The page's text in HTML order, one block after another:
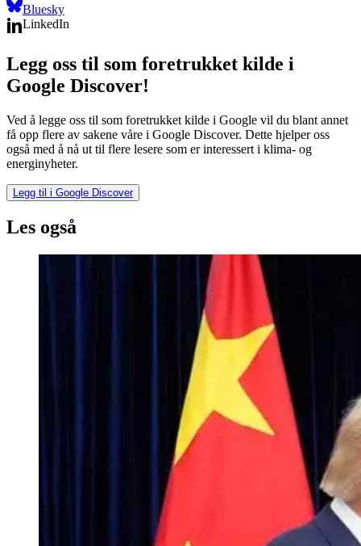
Bluesky
LinkedIn
Legg oss til som foretrukket kilde i
Google Discover!
Ved å legge oss til som foretrukket kilde i Google vil du blant annet
få opp flere av sakene våre i Google Discover. Dette hjelper oss
også med å nå ut til flere lesere som er interessert i klima- og
energinyheter.
Legg til i Google Discover
Les også